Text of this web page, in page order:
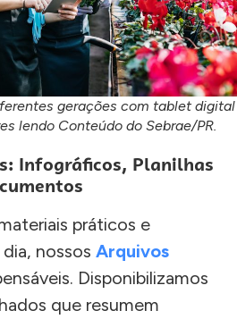
gerações com tablet digital
lendo Conteúdo do Sebrae/PR.
Infográficos, Planilhas
práticos e
nossos Arquivos
Disponibilizamos
que resumem